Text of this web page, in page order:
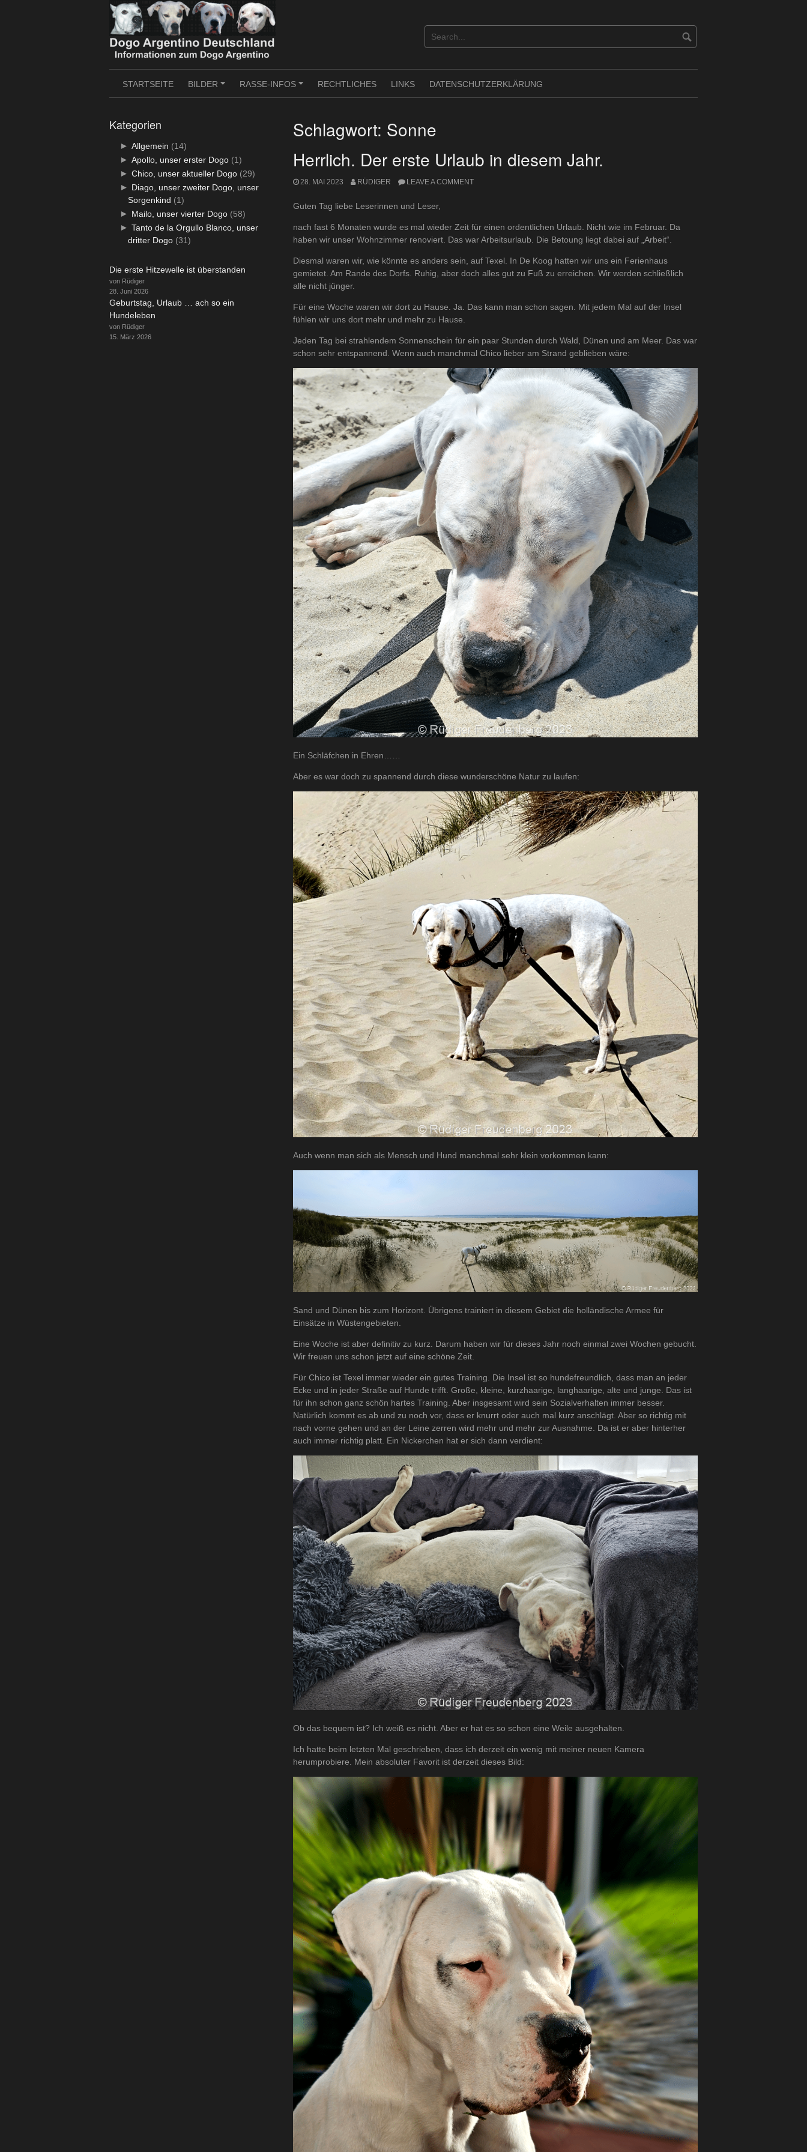
STARTSEITE
+
BILDER
+
RASSE-INFOS RECHTLICHES LINKS DATENSCHUTZERKLÄRUNG
Schlagwort: Sonne
Herrlich. Der erste Urlaub in diesem Jahr.
28. MAI 2023 RÜDIGER LEAVE A COMMENT
Guten Tag liebe Leserinnen und Leser,
nach fast 6 Monaten wurde es mal wieder Zeit für einen ordentlichen Urlaub. Nicht wie im Februar. Da
haben wir unser Wohnzimmer renoviert. Das war Arbeitsurlaub. Die Betoung liegt dabei auf „Arbeit“.
Diesmal waren wir, wie könnte es anders sein, auf Texel. In De Koog hatten wir uns ein Ferienhaus
gemietet. Am Rande des Dorfs. Ruhig, aber doch alles gut zu Fuß zu erreichen. Wir werden schließlich
alle nicht jünger.
Für eine Woche waren wir dort zu Hause. Ja. Das kann man schon sagen. Mit jedem Mal auf der Insel
fühlen wir uns dort mehr und mehr zu Hause.
Jeden Tag bei strahlendem Sonnenschein für ein paar Stunden durch Wald, Dünen und am Meer. Das war
schon sehr entspannend. Wenn auch manchmal Chico lieber am Strand geblieben wäre:
Ein Schläfchen in Ehren……
Aber es war doch zu spannend durch diese wunderschöne Natur zu laufen:
Auch wenn man sich als Mensch und Hund manchmal sehr klein vorkommen kann:
Sand und Dünen bis zum Horizont. Übrigens trainiert in diesem Gebiet die holländische Armee für
Einsätze in Wüstengebieten.
Eine Woche ist aber definitiv zu kurz. Darum haben wir für dieses Jahr noch einmal zwei Wochen gebucht.
Wir freuen uns schon jetzt auf eine schöne Zeit.
Für Chico ist Texel immer wieder ein gutes Training. Die Insel ist so hundefreundlich, dass man an jeder
Ecke und in jeder Straße auf Hunde trifft. Große, kleine, kurzhaarige, langhaarige, alte und junge. Das ist
für ihn schon ganz schön hartes Training. Aber insgesamt wird sein Sozialverhalten immer besser.
Natürlich kommt es ab und zu noch vor, dass er knurrt oder auch mal kurz anschlägt. Aber so richtig mit
nach vorne gehen und an der Leine zerren wird mehr und mehr zur Ausnahme. Da ist er aber hinterher
auch immer richtig platt. Ein Nickerchen hat er sich dann verdient:
Ob das bequem ist? Ich weiß es nicht. Aber er hat es so schon eine Weile ausgehalten.
Ich hatte beim letzten Mal geschrieben, dass ich derzeit ein wenig mit meiner neuen Kamera
herumprobiere. Mein absoluter Favorit ist derzeit dieses Bild:
Kategorien
► Allgemein (14)
► Apollo, unser erster Dogo(1)
► Chico, unser aktueller Dogo(29)
► Diago, unser zweiter Dogo, unser
Sorgenkind (1)
► Mailo, unser vierter Dogo(58)
► Tanto de la Orgullo Blanco, unser
dritter Dogo(31)
Die erste Hitzewelle ist überstanden
von Rüdiger
28. Juni 2026
Geburtstag, Urlaub … ach so ein
Hundeleben
von Rüdiger
15. März 2026